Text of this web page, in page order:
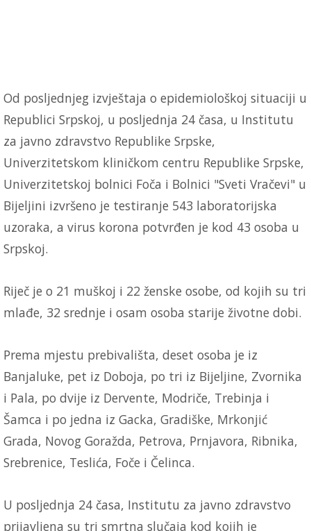
Od posljednjeg izvještaja o epidemiološkoj situaciji u
Republici Srpskoj, u posljednja 24 časa, u Institutu
za javno zdravstvo Republike Srpske,
Univerzitetskom kliničkom centru Republike Srpske,
Univerzitetskoj bolnici Foča i Bolnici "Sveti Vračevi" u
Bijeljini izvršeno je testiranje 543 laboratorijska
uzoraka, a virus korona potvrđen je kod 43 osoba u
Srpskoj.
Riječ je o 21 muškoj i 22 ženske osobe, od kojih su tri
mlađe, 32 srednje i osam osoba starije životne dobi.
Prema mjestu prebivališta, deset osoba je iz
Banjaluke, pet iz Doboja, po tri iz Bijeljine, Zvornika
i Pala, po dvije iz Dervente, Modriče, Trebinja i
Šamca i po jedna iz Gacka, Gradiške, Mrkonjić
Grada, Novog Goražda, Petrova, Prnjavora, Ribnika,
Srebrenice, Teslića, Foče i Čelinca.
U posljednja 24 časa, Institutu za javno zdravstvo
prijavljena su tri smrtna slučaja kod kojih je